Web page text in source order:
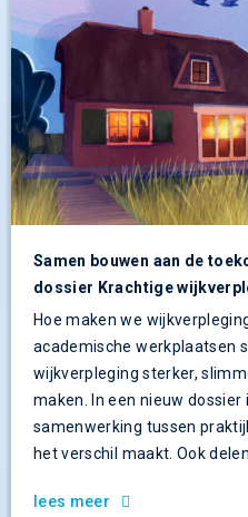
Samen bouwen aan de
dossier Krachtige
Hoe maken we
academische werkplaatsen
wijkverpleging sterker,
maken. In een nieuw
samenwerking tussen
het verschil maakt. Ook
lees meer